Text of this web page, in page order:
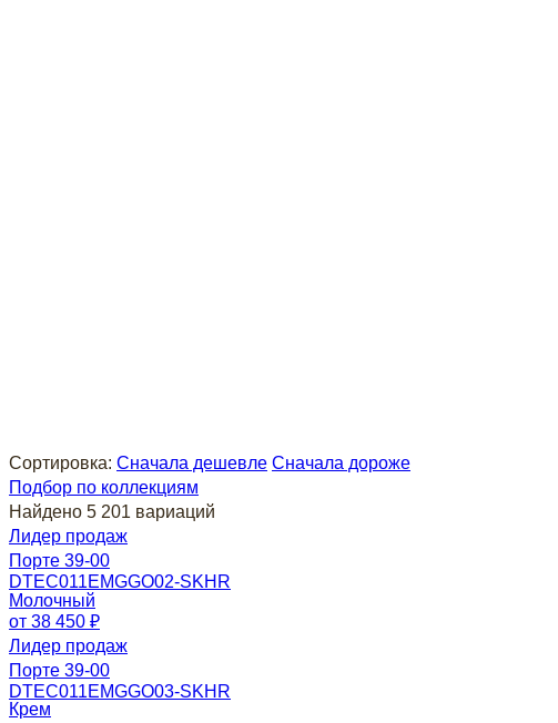
Сортировка: Сначала дешевле Сначала дороже
Подбор по коллекциям
Найдено 5 201 вариаций
Лидер продаж
Порте 39-00
DTEC011EMGGO02-SKHR
Молочный
от 38 450 ₽
Лидер продаж
Порте 39-00
DTEC011EMGGO03-SKHR
Крем